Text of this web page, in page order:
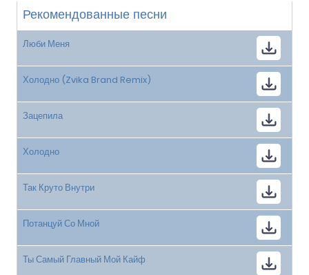
Рекомендованные песни
Люби Меня
Холодно (Zvika Brand Remix)
Зацепила
Холодно
Так Круто Внутри
Потанцуй Со Мной
Ты Самый Главный Мой Кайф